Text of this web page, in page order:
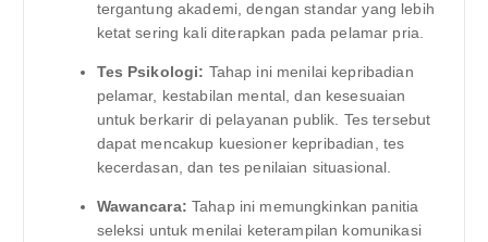
tergantung akademi, dengan standar yang lebih
ketat sering kali diterapkan pada pelamar pria.
Tes Psikologi: Tahap ini menilai kepribadian
pelamar, kestabilan mental, dan kesesuaian
untuk berkarir di pelayanan publik. Tes tersebut
dapat mencakup kuesioner kepribadian, tes
kecerdasan, dan tes penilaian situasional.
Wawancara: Tahap ini memungkinkan panitia
seleksi untuk menilai keterampilan komunikasi